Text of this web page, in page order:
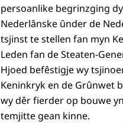
persoanlike begrinzging
Nederlânske ûnder de
tsjinst te stellen fan myn
Leden fan de Steaten-
Hjoed befêstigje wy
Keninkryk en de Grûnwet
wy dêr fierder op bouwe
temjitte gean kinne.